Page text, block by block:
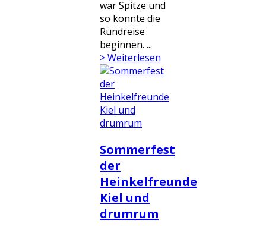
war Spitze und
so konnte die
Rundreise
beginnen. ...
> Weiterlesen
Sommerfest
der
Heinkelfreunde
Kiel und
drumrum